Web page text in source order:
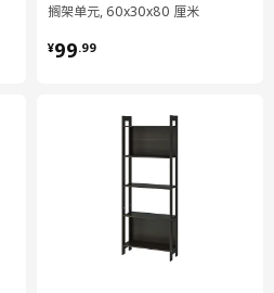
3.85 公斤
46 厘米
搁架单元, 60x30x80 厘米
¥99.99
¥ 99.99